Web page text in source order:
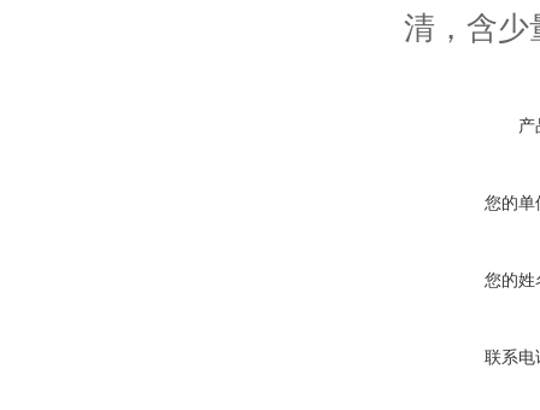
清，含少
产
您的单
您的姓
联系电